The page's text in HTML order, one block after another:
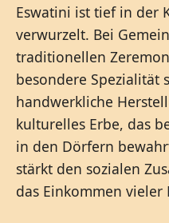
Eswatini ist tief in der
verwurzelt. Bei
traditionellen
besondere Spezialität
handwerkliche
kulturelles Erbe, das
in den Dörfern
stärkt den sozialen
das Einkommen vieler